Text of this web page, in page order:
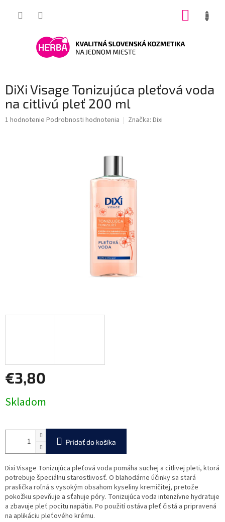
DiXi Visage Tonizujúca pleťová voda
na citlivú pleť 200 ml
Priemerné
1 hodnotenie Podrobnosti hodnotenia Značka: Dixi
€3,80
cena:
Skladom
Pridať do košíka
Dixi Visage Tonizujúca pleťová voda pomáha suchej a citlivej pleti, ktorá
potrebuje špeciálnu starostlivosť. O blahodárne účinky sa stará
praslička roľná s vysokým obsahom kyseliny kremičitej, pretože
pokožku spevňuje a sťahuje póry. Tonizujúca voda intenzívne hydratuje
a zbavuje pleť pocitu napätia. Po použití ostáva pleť čistá a pripravená
na aplikáciu pleťového krému.